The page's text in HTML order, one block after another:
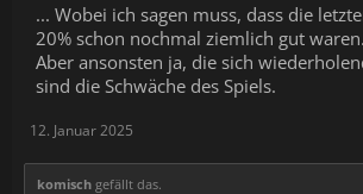
... Wobei ich sagen muss, dass die
20% schon nochmal ziemlich gut waren.
Aber ansonsten ja, die sich
sind die Schwäche des Spiels.
12. Januar 2025
komisch gefällt das.